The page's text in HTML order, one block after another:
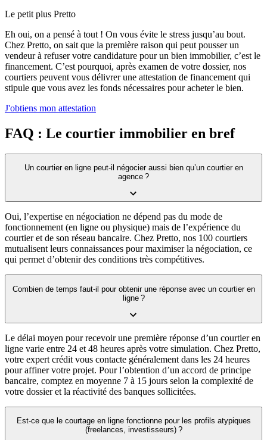
Le petit plus Pretto
Eh oui, on a pensé à tout ! On vous évite le stress jusqu’au bout.
Chez Pretto, on sait que la première raison qui peut pousser un
vendeur à refuser votre candidature pour un bien immobilier, c’est le
financement. C’est pourquoi, après examen de votre dossier, nos
courtiers peuvent vous délivrer une attestation de financement qui
stipule que vous avez les fonds nécessaires pour acheter le bien.
J'obtiens mon attestation
FAQ : Le courtier immobilier en bref
Un courtier en ligne peut-il négocier aussi bien qu’un courtier en
agence ?
Oui, l’expertise en négociation ne dépend pas du mode de
fonctionnement (en ligne ou physique) mais de l’expérience du
courtier et de son réseau bancaire. Chez Pretto, nos 100 courtiers
mutualisent leurs connaissances pour maximiser la négociation, ce
qui permet d’obtenir des conditions très compétitives.
Combien de temps faut-il pour obtenir une réponse avec un courtier en
ligne ?
Le délai moyen pour recevoir une première réponse d’un courtier en
ligne varie entre 24 et 48 heures après votre simulation. Chez Pretto,
votre expert crédit vous contacte généralement dans les 24 heures
pour affiner votre projet. Pour l’obtention d’un accord de principe
bancaire, comptez en moyenne 7 à 15 jours selon la complexité de
votre dossier et la réactivité des banques sollicitées.
Est-ce que le courtage en ligne fonctionne pour les profils atypiques
(freelances, investisseurs) ?